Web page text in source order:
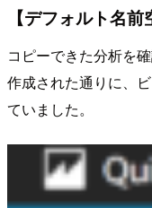
【デフォルト名
コピーできた分析を
作成された通りに、
ていました。